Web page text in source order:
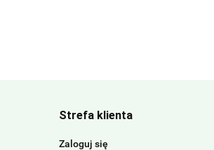
Strefa klienta
Zaloguj się